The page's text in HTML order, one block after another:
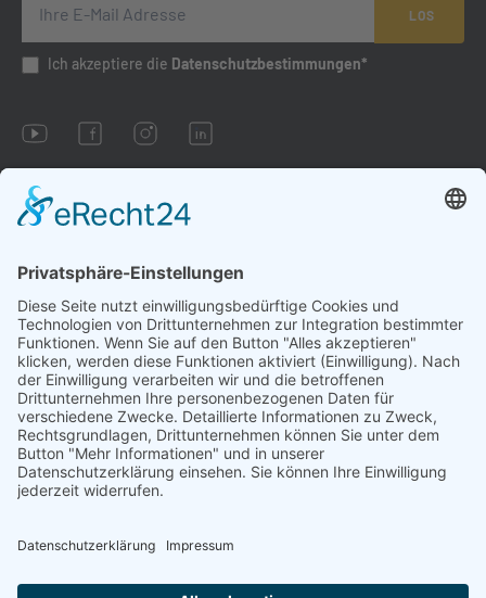
LOS
Ich akzeptiere die Datenschutzbestimmungen*
Impressum
AGB
Datenschutzbestimmungen
Cookie-Einstellungen
Aufgrund gesetzlicher Bestimmungen sind wir zu folgendem